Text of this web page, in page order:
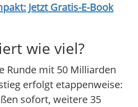
Jetzt Gratis-E-Book
wie viel?
Runde mit 50 Milliarden
erfolgt etappenweise:
sofort, weitere 35